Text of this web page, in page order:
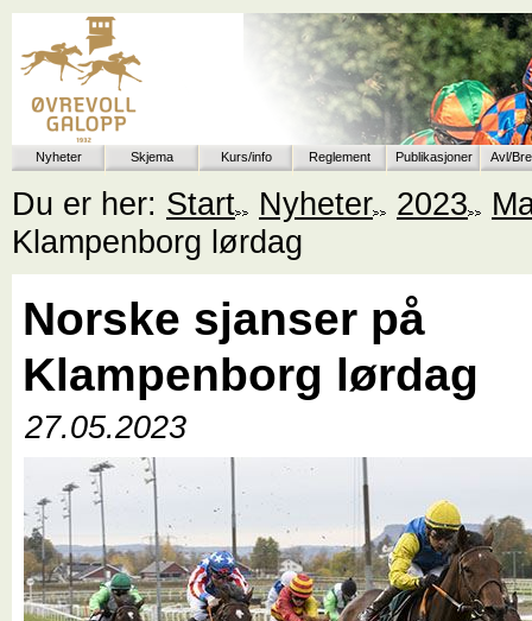
Nyheter Skjema Kurs/info Reglement Publikasjoner Avl/
Du er her: Start Nyheter 2023
Klampenborg lørdag
Norske sjanser på
Klampenborg lørdag
27.05.2023